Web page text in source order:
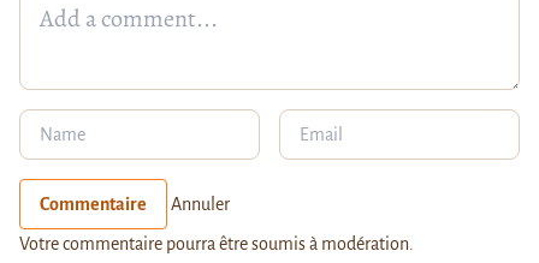
Commentaire Annuler
Votre commentaire pourra être soumis à modération.